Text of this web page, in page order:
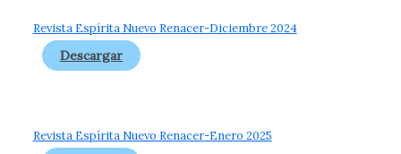
Revista Espírita Nuevo Renacer-Diciembre 2024
Descargar
Revista Espírita Nuevo Renacer-Enero 2025